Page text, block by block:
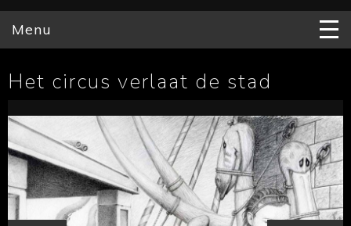
Menu
Het circus verlaat de stad